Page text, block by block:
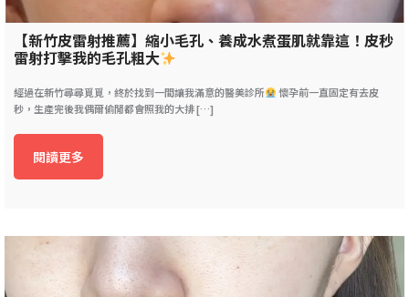
【新竹皮雷射推薦】縮小毛孔、養成水煮蛋肌就靠這！皮秒
雷射打擊我的毛孔粗大
經過在新竹尋尋覓覓，終於找到一間讓我滿意的醫美診所
懷孕前一直固定有去皮
秒，生產完後我偶爾偷閒都會照我的大排 […]
閱讀更多